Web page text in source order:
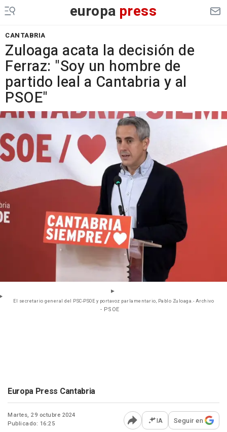
europa press
CANTABRIA
Zuloaga acata la decisión de
Ferraz: "Soy un hombre de
partido leal a Cantabria y al
PSOE"
El secretario general del PSC-PSOE y portavoz parlamentario, Pablo Zuloaga.- Archivo
- PSOE
Europa Press Cantabria
Martes, 29 octubre 2024
Publicado: 16:25
Abrir opciones para
IA Seguir en